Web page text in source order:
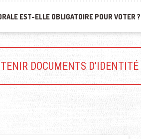
EST-ELLE OBLIGATOIRE POUR VOTER ?
DOCUMENTS D'IDENTITÉ